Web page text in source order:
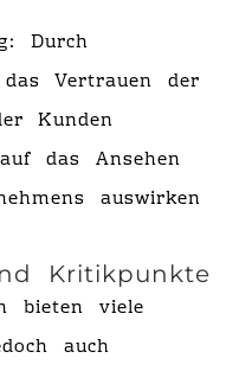
Durch
Vertrauen der
Kunden
das Ansehen
auswirken
Kritikpunkte
bieten viele
auch